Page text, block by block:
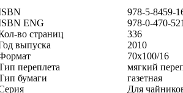
978-5-8459-
ENG
978-0-470-
во страниц
336
выпуска
2010
70x100/16
переплета
мягкий
бумаги
газетная
Для